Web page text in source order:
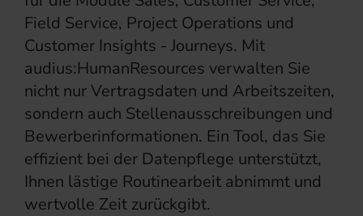
Field Service, Project Operations und
Customer Insights - Journeys. Mit
audius:HumanResources verwalten Sie
nicht nur Vertragsdaten und Arbeitszeiten,
sondern auch Stellenausschreibungen und
Bewerberinformationen. Ein Tool, das Sie
effizient bei der Datenpflege unterstützt,
Ihnen lästige Routinearbeit abnimmt und
wertvolle Zeit zurückgibt.